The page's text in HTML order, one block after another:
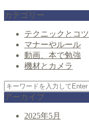
カテゴリー
テクニックとコツ
マナーやルール
動画、本で勉強
機材とカメラ
アーカイブ
2025年5月